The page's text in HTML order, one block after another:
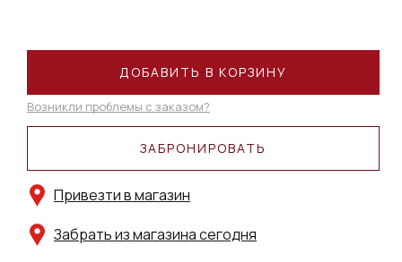
ЗАБРОНИРОВАТЬ
Привезти в магазин
Забрать из магазина сегодня
ДОБАВИТЬ В КОРЗИНУ
Возникли проблемы с заказом?